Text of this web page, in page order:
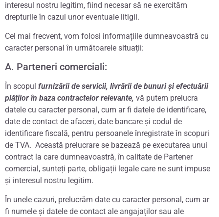
interesul nostru legitim, fiind necesar să ne exercităm
drepturile în cazul unor eventuale litigii.
Cel mai frecvent, vom folosi informațiile dumneavoastră cu
caracter personal în următoarele situații:
A. Parteneri comerciali:
În scopul furnizării de servicii, livrării de bunuri și efectuării
plăților în baza contractelor relevante, vă putem prelucra
datele cu caracter personal, cum ar fi datele de identificare,
date de contact de afaceri, date bancare și codul de
identificare fiscală, pentru persoanele înregistrate în scopuri
de TVA. Această prelucrare se bazează pe executarea unui
contract la care dumneavoastră, în calitate de Partener
comercial, sunteți parte, obligații legale care ne sunt impuse
și interesul nostru legitim.
În unele cazuri, prelucrăm date cu caracter personal, cum ar
fi numele și datele de contact ale angajaților sau ale